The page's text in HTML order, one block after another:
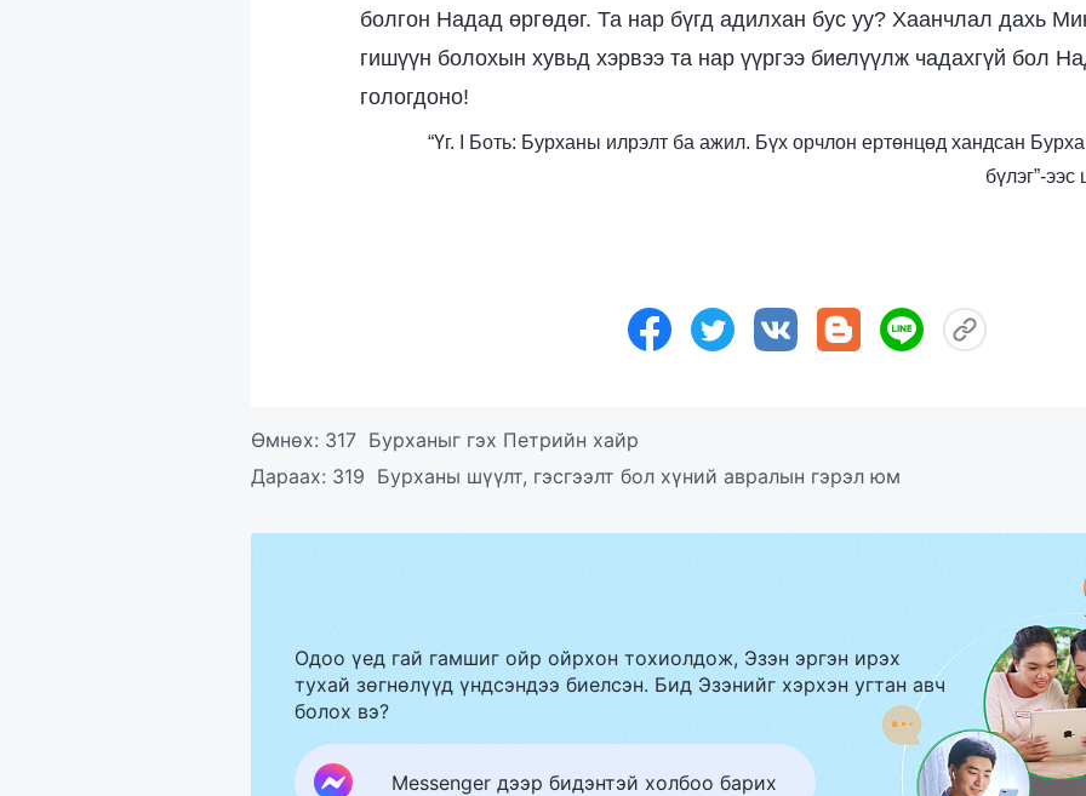
болгон Надад өргөдөг. Та нар бүгд адилхан бус уу? Хаанчлал дахь
гишүүн болохын хувьд хэрвээ та нар үүргээ биелүүлж чадахгүй бол
гологдоно!
“Үг. I Боть: Бурханы илрэлт ба ажил. Бүх орчлон ертөнцөд хандсан
бүлэг”-
Өмнөх: 317 Бурханыг гэх Петрийн хайр
Дараах: 319 Бурханы шүүлт, гэсгээлт бол хүний авралын гэрэл юм
Одоо үед гай гамшиг ойр ойрхон тохиолдож, Эзэн эргэн ирэх
тухай зөгнөлүүд үндсэндээ биелсэн. Бид Эзэнийг хэрхэн угтан авч
болох вэ?
Messenger дээр бидэнтэй холбоо барих